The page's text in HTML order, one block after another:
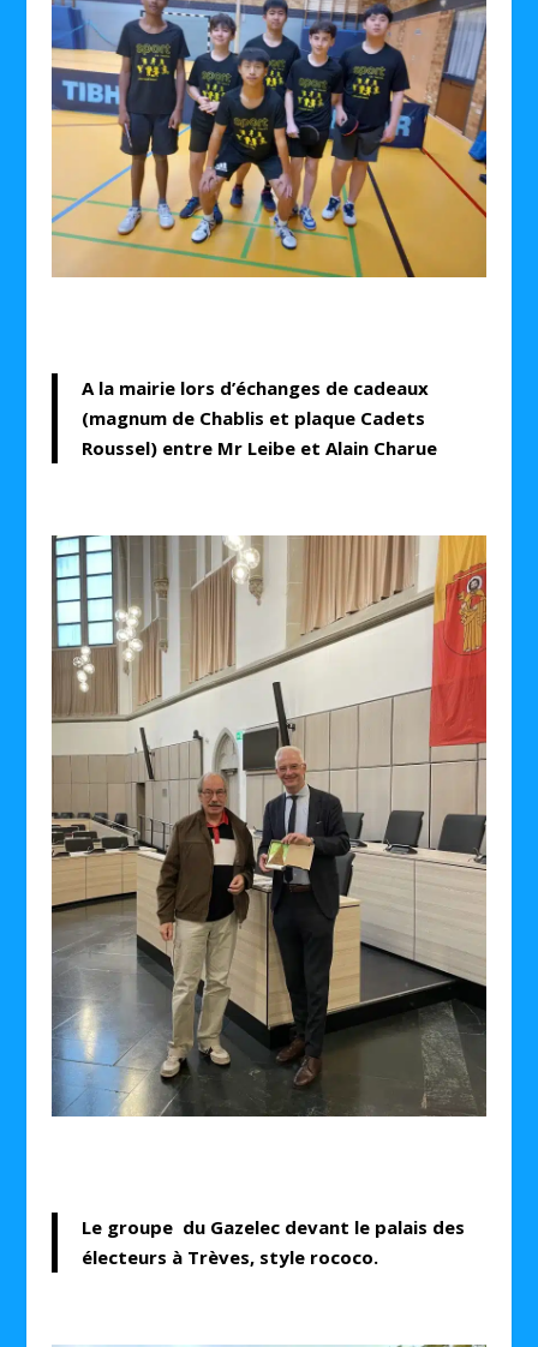
A la mairie lors d’échanges de cadeaux
(magnum de Chablis et plaque Cadets
Roussel) entre Mr Leibe et Alain Charue
Le groupe du Gazelec devant le palais des
électeurs à Trèves, style rococo.